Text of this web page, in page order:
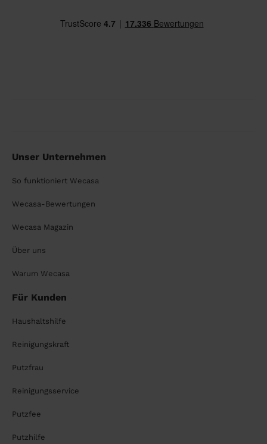
Unser Unternehmen
So funktioniert Wecasa
Wecasa-Bewertungen
Wecasa Magazin
Über uns
Warum Wecasa
Für Kunden
Haushaltshilfe
Reinigungskraft
Putzfrau
Reinigungsservice
Putzfee
Putzhilfe